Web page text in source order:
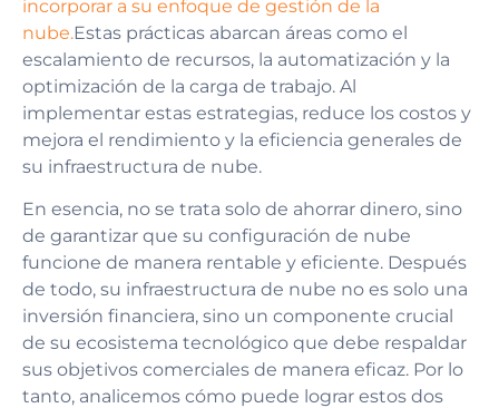
incorporar a su enfoque de gestión de la
nube.Estas prácticas abarcan áreas como el
escalamiento de recursos, la automatización y la
optimización de la carga de trabajo. Al
implementar estas estrategias, reduce los costos y
mejora el rendimiento y la eficiencia generales de
su infraestructura de nube.
En esencia, no se trata solo de ahorrar dinero, sino
de garantizar que su configuración de nube
funcione de manera rentable y eficiente. Después
de todo, su infraestructura de nube no es solo una
inversión financiera, sino un componente crucial
de su ecosistema tecnológico que debe respaldar
sus objetivos comerciales de manera eficaz. Por lo
tanto, analicemos cómo puede lograr estos dos